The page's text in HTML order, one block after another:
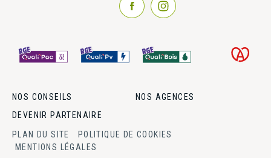
NOS CONSEILS
NOS AGENCES
DEVENIR PARTENAIRE
PLAN DU SITE
POLITIQUE DE COOKIES
MENTIONS LÉGALES